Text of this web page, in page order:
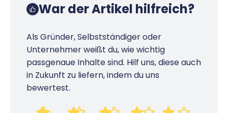
War der Artikel hilfreich?
Als Gründer, Selbstständiger oder
Unternehmer weißt du, wie wichtig
passgenaue Inhalte sind. Hilf uns, diese auch
in Zukunft zu liefern, indem du uns
bewertest.